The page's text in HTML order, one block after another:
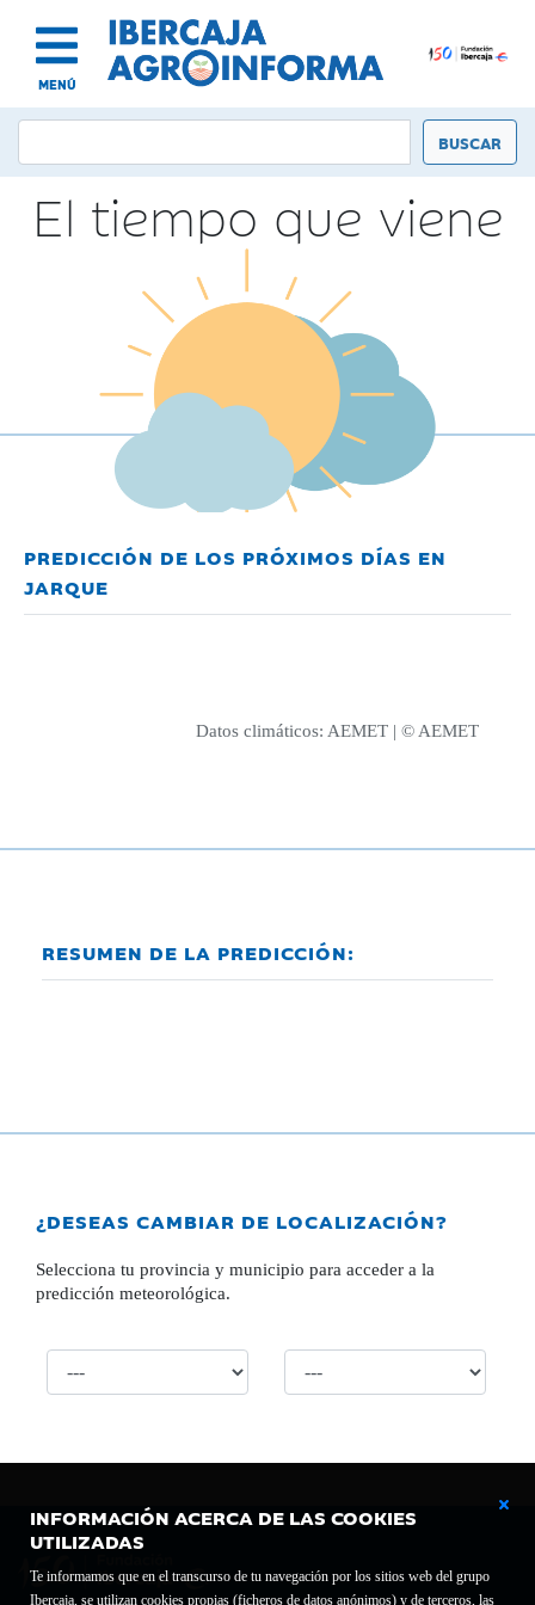
MENÚ
INFORMACIÓN ACERCA DE LAS COOKIES
UTILIZADAS
Te informamos que en el transcurso de tu navegación por los sitios web del grupo
Ibercaja, se utilizan cookies propias (ficheros de datos anónimos) y de terceros, las
El tiempo que viene
PREDICCIÓN DE LOS PRÓXIMOS DÍAS EN
JARQUE
Datos climáticos: AEMET | © AEMET
RESUMEN DE LA PREDICCIÓN:
¿DESEAS CAMBIAR DE LOCALIZACIÓN?
Selecciona tu provincia y municipio para acceder a la
predicción meteorológica.